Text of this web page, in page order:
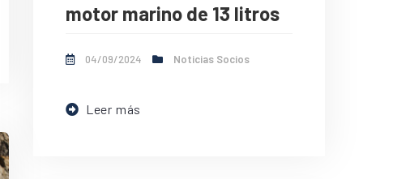
motor marino de 13 litros
04/09/2024 Noticias Socios
Leer más